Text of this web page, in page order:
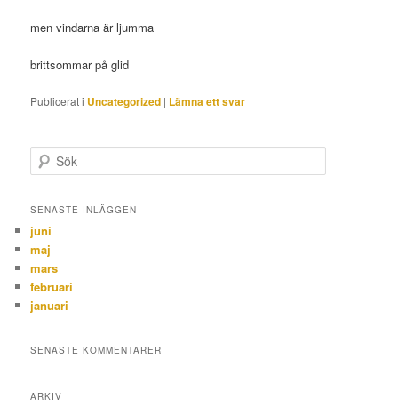
men vindarna är ljumma
brittsommar på glid
Publicerat i Uncategorized | Lämna ett svar
ö
SENASTE INLÄGGEN
juni
maj
mars
februari
januari
SENASTE KOMMENTARER
ARKIV